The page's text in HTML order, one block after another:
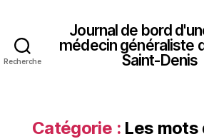
Recherche
Journal de bord
médecin généraliste
Saint-Denis
Catégorie : Les mots